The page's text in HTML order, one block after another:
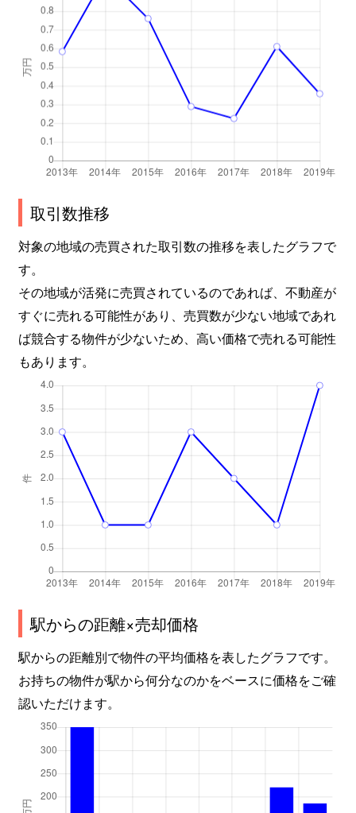
取引数推移
対象の地域の売買された取引数の推移を表したグラフで
す。
その地域が活発に売買されているのであれば、不動産が
すぐに売れる可能性があり、売買数が少ない地域であれ
ば競合する物件が少ないため、高い価格で売れる可能性
もあります。
駅からの距離×売却価格
駅からの距離別で物件の平均価格を表したグラフです。
お持ちの物件が駅から何分なのかをベースに価格をご確
認いただけます。